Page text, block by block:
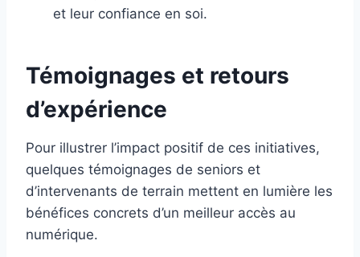
et leur confiance en soi.
Témoignages et retours
d’expérience
Pour illustrer l’impact positif de ces initiatives,
quelques témoignages de seniors et
d’intervenants de terrain mettent en lumière les
bénéfices concrets d’un meilleur accès au
numérique.